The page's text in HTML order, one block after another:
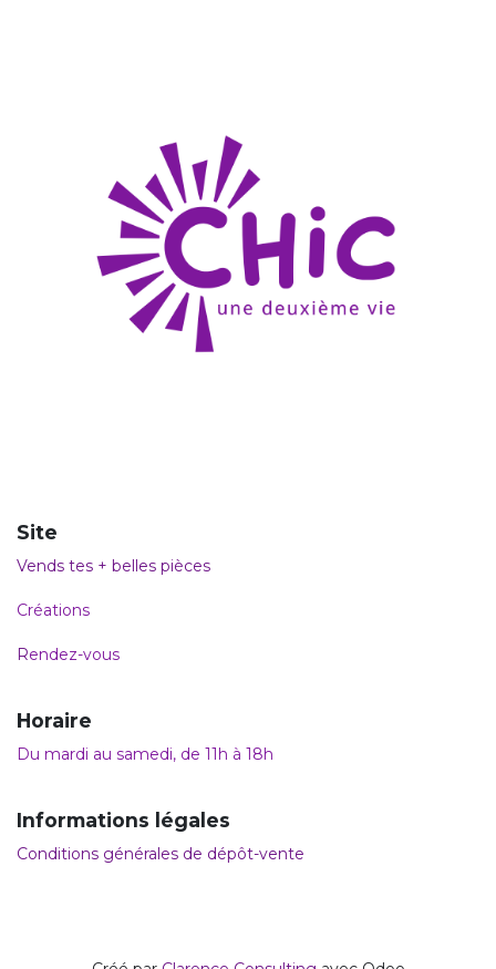
Site
Vends tes + belles pièces
Créations
Rendez-vous
Horaire
Du mardi au samedi, de 11h à 18h
Informations légales
Conditions générales de dépôt-vente